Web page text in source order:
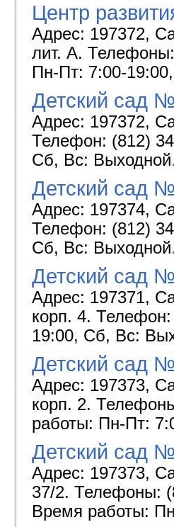
Центр
Адрес: 197372,
лит. А.
Пн-Пт: 7:00-
Детский сад
Адрес: 197372,
Телефон: (812)
Сб, Вс: Выходной
Детский сад
Адрес: 197374,
Телефон: (812)
Сб, Вс: Выходной
Детский сад
Адрес: 197371,
корп. 4.
19:00, Сб, Вс:
Детский сад
Адрес: 197373,
корп. 2.
работы: Пн-Пт:
Детский сад
Адрес: 197373,
37/2. Телефоны:
Время работы: